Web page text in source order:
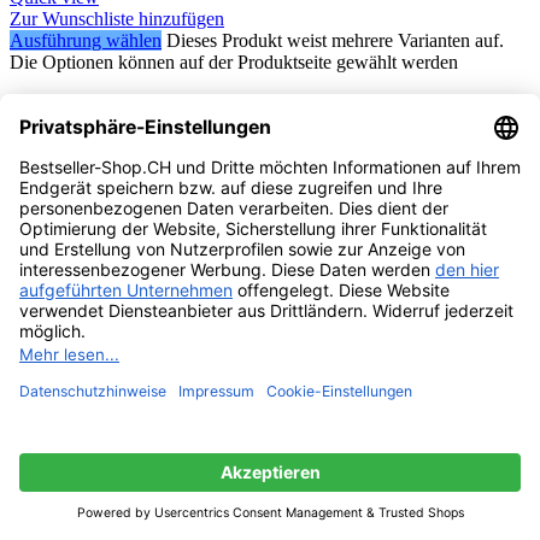
Zur Wunschliste hinzufügen
Ausführung wählen Dieses Produkt weist mehrere Varianten auf.
Die Optionen können auf der Produktseite gewählt werden
Norjews
Vorrätig
CHF49.55